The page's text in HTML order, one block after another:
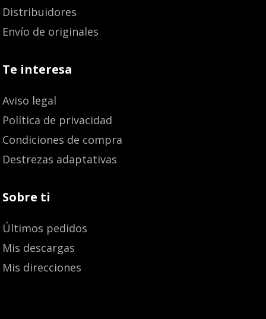
Distribuidores
Envío de originales
Te interesa
Aviso legal
Política de privacidad
Condiciones de compra
Destrezas adaptativas
Sobre ti
Últimos pedidos
Mis descargas
Mis direcciones